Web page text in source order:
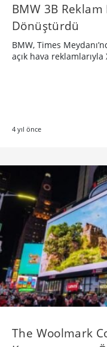
BMW 3B
Dönüştürdü
BMW, Times
açık hava
4 yıl önce
The Woolmark